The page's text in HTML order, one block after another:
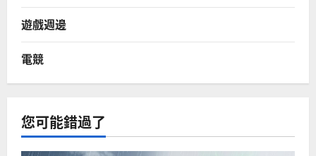
遊戲週邊
電競
您可能錯過了